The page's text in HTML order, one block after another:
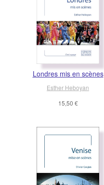
Londres mis en scènes
Esther Heboyan
15,50 €